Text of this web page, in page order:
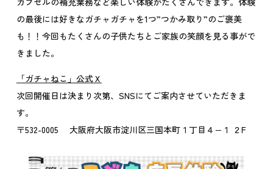
の最後には好きなガチャガチャを1つ”つかみ取り”のご褒美
も！！今回もたくさんの子供たちとご家族の笑顔を見る事がで
きました。
「ガチャねこ」公式Ｘ
次回開催日は決まり次第、SNSにてご案内させていただきま
す。
〒532-0005 大阪府大阪市淀川区三国本町１丁目４−１ ２F